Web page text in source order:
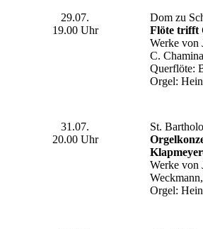
29.07.
19.00 Uhr
Dom zu
Flöte trifft
Werke von
C.
Querflöte:
Orgel:
31.07.
20.00 Uhr
St.
Werke von
Orgel: